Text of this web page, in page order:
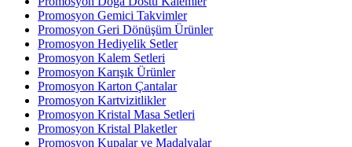
Promosyon Gemici Takvimler
Promosyon Geri Dönüşüm Ürünler
Promosyon Hediyelik Setler
Promosyon Kalem Setleri
Promosyon Karışık Ürünler
Promosyon Karton Çantalar
Promosyon Kartvizitlikler
Promosyon Kristal Masa Setleri
Promosyon Kristal Plaketler
Promosyon Kupalar ve Madalyalar